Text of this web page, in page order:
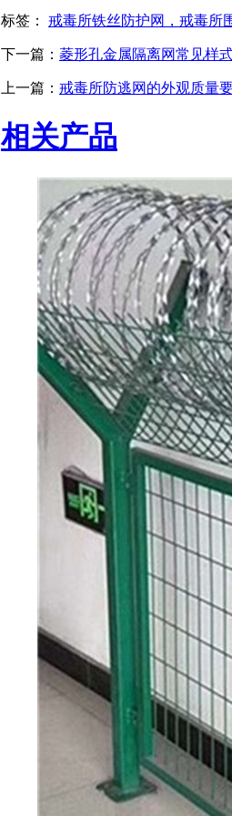
标签： 戒毒所铁丝防护网，戒毒所
下一篇： 菱形孔金属隔离网常见样
上一篇： 戒毒所防逃网的外观质量
相关产品